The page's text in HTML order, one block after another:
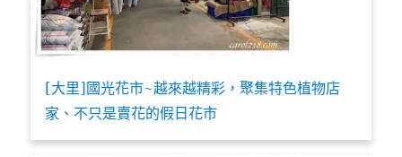
[大里]國光花市~越來越精彩，聚集特色植物店
家、不只是賣花的假日花市